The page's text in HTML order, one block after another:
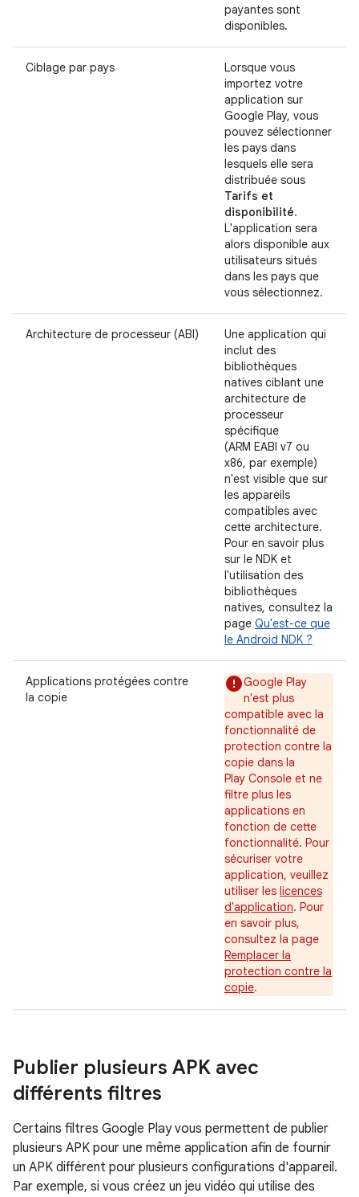
payantes sont
disponibles.
Ciblage par pays
Lorsque vous
importez votre
application sur
Google Play, vous
pouvez sélectionner
les pays dans
lesquels elle sera
distribuée sous
Tarifs et
disponibilité.
L'application sera
alors disponible aux
utilisateurs situés
dans les pays que
vous sélectionnez.
Architecture de processeur (ABI)
Une application qui
inclut des
bibliothèques
natives ciblant une
architecture de
processeur
spécifique
(ARM EABI v7 ou
x86, par exemple)
n'est visible que sur
les appareils
compatibles avec
cette architecture.
Pour en savoir plus
sur le NDK et
l'utilisation des
bibliothèques
natives, consultez la
page Qu'est-ce que
le Android NDK ?
Applications protégées contre
la copie
Google Play
n'est plus
compatible avec la
fonctionnalité de
protection contre la
copie dans la
Play Console et ne
filtre plus les
applications en
fonction de cette
fonctionnalité. Pour
sécuriser votre
application, veuillez
utiliser les licences
d'application. Pour
en savoir plus,
consultez la page
Remplacer la
protection contre la
copie.
Publier plusieurs APK avec
différents filtres
Certains filtres Google Play vous permettent de publier
plusieurs APK pour une même application afin de fournir
un APK différent pour plusieurs configurations d'appareil.
Par exemple, si vous créez un jeu vidéo qui utilise des